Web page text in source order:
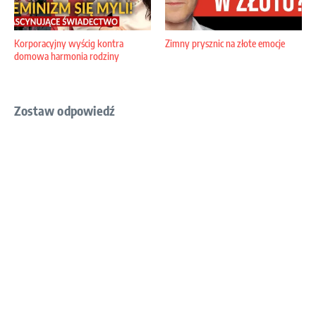
Korporacyjny wyścig kontra
domowa harmonia rodziny
Zimny prysznic na złote emocje
Zostaw odpowiedź